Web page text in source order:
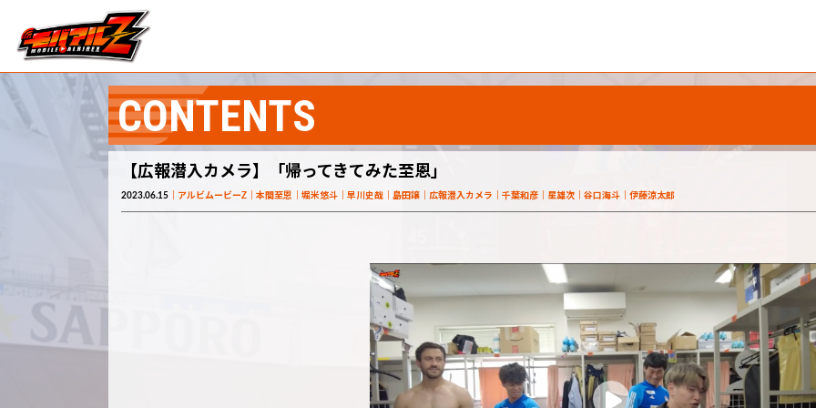
CONTENTS
【広報潜入カメラ】「帰ってきてみた至恩」
2023.06.15 アルビムービーZ 本間至恩 堀米悠斗 早川史哉 島田譲 広報潜入カメラ 千葉和彦 星雄次 谷口海斗 伊藤涼太郎